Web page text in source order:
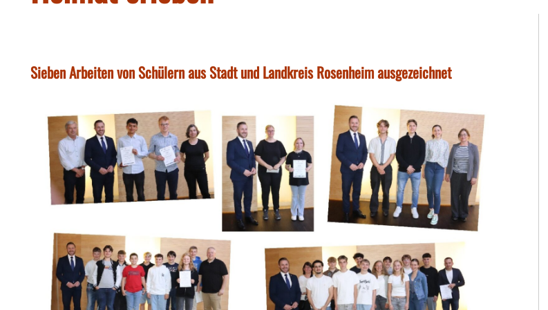
Sieben Arbeiten von Schülern aus Stadt und Landkreis Rosenheim ausgezeichnet